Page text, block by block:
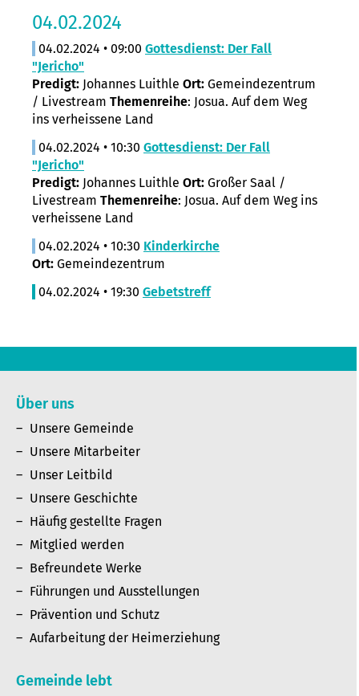
04.02.2024
04.02.2024 • 09:00 Gottesdienst: Der Fall
"Jericho"
Predigt: Johannes Luithle Ort: Gemeindezentrum
/ Livestream Themenreihe: Josua. Auf dem Weg
ins verheissene Land
04.02.2024 • 10:30 Gottesdienst: Der Fall
"Jericho"
Predigt: Johannes Luithle Ort: Großer Saal /
Livestream Themenreihe: Josua. Auf dem Weg ins
verheissene Land
04.02.2024 • 10:30 Kinderkirche
Ort: Gemeindezentrum
04.02.2024 • 19:30 Gebetstreff
Über uns
Unsere Gemeinde
Unsere Mitarbeiter
Unser Leitbild
Unsere Geschichte
Häufig gestellte Fragen
Mitglied werden
Befreundete Werke
Führungen und Ausstellungen
Prävention und Schutz
Aufarbeitung der Heimerziehung
Gemeinde lebt